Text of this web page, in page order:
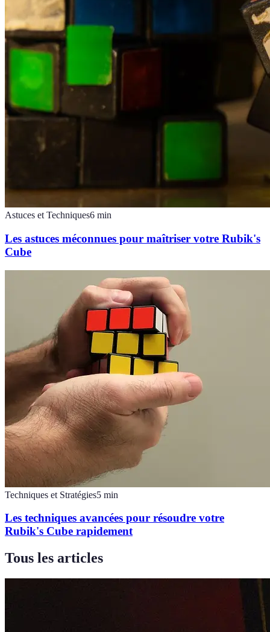
Astuces et Techniques6 min
Les astuces méconnues pour maîtriser votre Rubik's
Cube
Techniques et Stratégies5 min
Les techniques avancées pour résoudre votre
Rubik's Cube rapidement
Tous les articles